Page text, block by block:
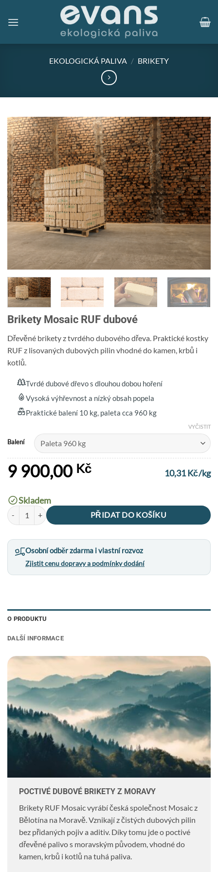
EKOLOGICKÁ PALIVA / BRIKETY
Brikety Mosaic RUF dubové
Dřevěné brikety z tvrdého dubového dřeva. Praktické kostky
RUF z lisovaných dubových pilin vhodné do kamen, krbů i
kotlů.
Tvrdé dubové dřevo s dlouhou dobou hoření
Vysoká výhřevnost a nízký obsah popela
Praktické balení 10 kg, paleta cca 960 kg
Balení
VYČISTIT
9 900,00 Kč 10,31Kč/kg
Skladem
Brikety Mosaic RUF dubové množství
PŘIDAT DO KOŠÍKU
Osobní odběr zdarma i vlastní rozvoz
Zjistit cenu dopravy a podmínky dodání
O PRODUKTU
DALŠÍ INFORMACE
POCTIVÉ DUBOVÉ BRIKETY Z MORAVY
Brikety RUF Mosaic vyrábí česká společnost Mosaic z
Bělotína na Moravě. Vznikají z čistých dubových pilin
bez přidaných pojiv a aditiv. Díky tomu jde o poctivé
dřevěné palivo s moravským původem, vhodné do
kamen, krbů i kotlů na tuhá paliva.